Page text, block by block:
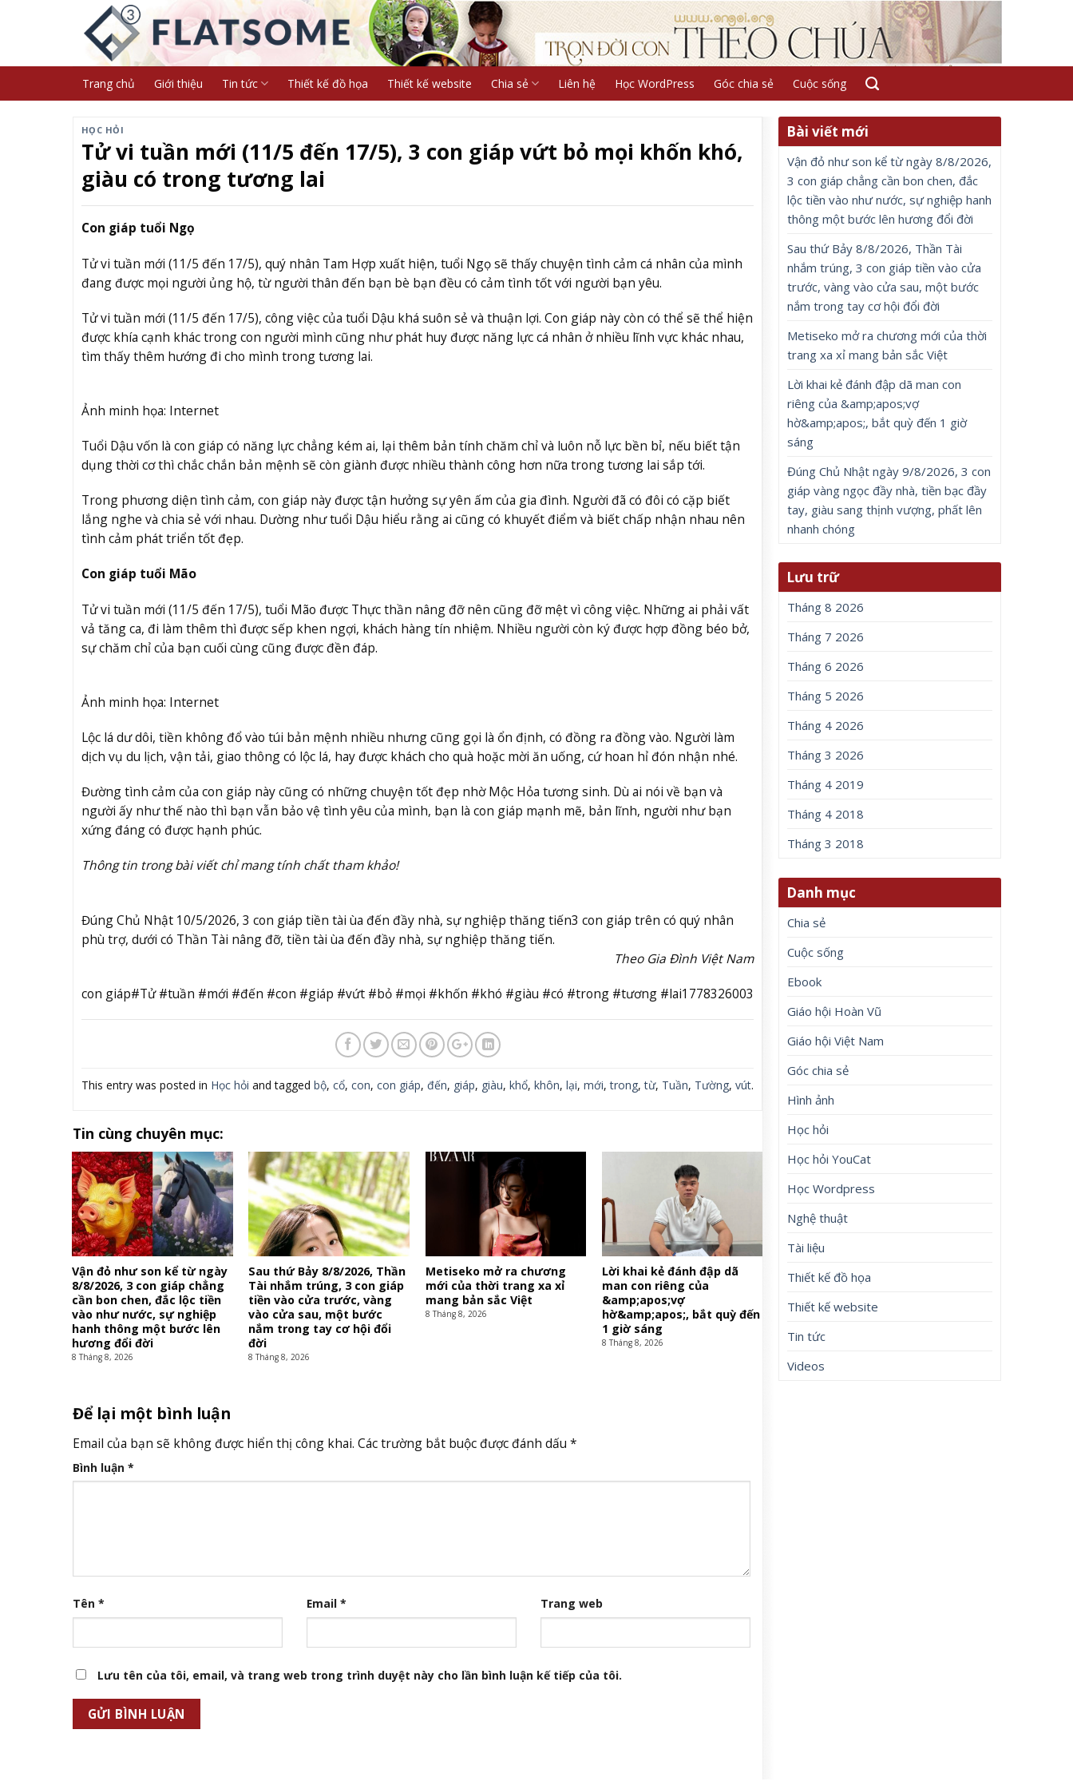
Trang chủ Giới thiệu Tin tức Thiết kế đồ họa Thiết kế website Chia sẻ Liên hệ Học WordPress Góc chia sẻ Cuộc sống
HỌC HỎI
Tử vi tuần mới (11/5 đến 17/5), 3 con giáp vứt bỏ mọi khốn khó,
giàu có trong tương lai
Con giáp tuổi Ngọ
Tử vi tuần mới (11/5 đến 17/5), quý nhân Tam Hợp xuất hiện, tuổi Ngọ sẽ thấy chuyện tình cảm cá nhân của mình
đang được mọi người ủng hộ, từ người thân đến bạn bè bạn đều có cảm tình tốt với người bạn yêu.
Tử vi tuần mới (11/5 đến 17/5), công việc của tuổi Dậu khá suôn sẻ và thuận lợi. Con giáp này còn có thể sẽ thể hiện
được khía cạnh khác trong con người mình cũng như phát huy được năng lực cá nhân ở nhiều lĩnh vực khác nhau,
tìm thấy thêm hướng đi cho mình trong tương lai.
Ảnh minh họa: Internet
Tuổi Dậu vốn là con giáp có năng lực chẳng kém ai, lại thêm bản tính chăm chỉ và luôn nỗ lực bền bỉ, nếu biết tận
dụng thời cơ thì chắc chắn bản mệnh sẽ còn giành được nhiều thành công hơn nữa trong tương lai sắp tới.
Trong phương diện tình cảm, con giáp này được tận hưởng sự yên ấm của gia đình. Người đã có đôi có cặp biết
lắng nghe và chia sẻ với nhau. Dường như tuổi Dậu hiểu rằng ai cũng có khuyết điểm và biết chấp nhận nhau nên
tình cảm phát triển tốt đẹp.
Con giáp tuổi Mão
Tử vi tuần mới (11/5 đến 17/5), tuổi Mão được Thực thần nâng đỡ nên cũng đỡ mệt vì công việc. Những ai phải vất
vả tăng ca, đi làm thêm thì được sếp khen ngợi, khách hàng tín nhiệm. Nhiều người còn ký được hợp đồng béo bở,
sự chăm chỉ của bạn cuối cùng cũng được đền đáp.
Ảnh minh họa: Internet
Lộc lá dư dôi, tiền không đổ vào túi bản mệnh nhiều nhưng cũng gọi là ổn định, có đồng ra đồng vào. Người làm
dịch vụ du lịch, vận tải, giao thông có lộc lá, hay được khách cho quà hoặc mời ăn uống, cứ hoan hỉ đón nhận nhé.
Đường tình cảm của con giáp này cũng có những chuyện tốt đẹp nhờ Mộc Hỏa tương sinh. Dù ai nói về bạn và
người ấy như thế nào thì bạn vẫn bảo vệ tình yêu của mình, bạn là con giáp mạnh mẽ, bản lĩnh, người như bạn
xứng đáng có được hạnh phúc.
Thông tin trong bài viết chỉ mang tính chất tham khảo!
Đúng Chủ Nhật 10/5/2026, 3 con giáp tiền tài ùa đến đầy nhà, sự nghiệp thăng tiến3 con giáp trên có quý nhân
phù trợ, dưới có Thần Tài nâng đỡ, tiền tài ùa đến đầy nhà, sự nghiệp thăng tiến.
Theo Gia Đình Việt Nam
con giáp#Tử #tuần #mới #đến #con #giáp #vứt #bỏ #mọi #khốn #khó #giàu #có #trong #tương #lai1778326003
This entry was posted in Học hỏi and tagged bộ, cổ, con, con giáp, đến, giáp, giàu, khổ, khôn, lại, mới,trong,từ, Tuần, Tường, vút.
Tin cùng chuyên mục:
Vận đỏ như son kể từ ngày
8/8/2026, 3 con giáp chẳng
cần bon chen, đắc lộc tiền
vào như nước, sự nghiệp
hanh thông một bước lên
hương đổi đời
8 Tháng 8, 2026
Sau thứ Bảy 8/8/2026, Thần
Tài nhắm trúng, 3 con giáp
tiền vào cửa trước, vàng
vào cửa sau, một bước
nắm trong tay cơ hội đổi
đời
8 Tháng 8, 2026
Metiseko mở ra chương
mới của thời trang xa xỉ
mang bản sắc Việt
8 Tháng 8, 2026
Lời khai kẻ đánh đập dã
man con riêng của
&amp;apos;vợ
hờ&amp;apos;, bắt quỳ đến
1 giờ sáng
8 Tháng 8, 2026
Để lại một bình luận
Email của bạn sẽ không được hiển thị công khai. Các trường bắt buộc được đánh dấu *
Bình luận *
Tên * Email * Trang web
Lưu tên của tôi, email, và trang web trong trình duyệt này cho lần bình luận kế tiếp của tôi.
Bài viết mới
Vận đỏ như son kể từ ngày 8/8/2026,
3 con giáp chẳng cần bon chen, đắc
lộc tiền vào như nước, sự nghiệp hanh
thông một bước lên hương đổi đời
Sau thứ Bảy 8/8/2026, Thần Tài
nhắm trúng, 3 con giáp tiền vào cửa
trước, vàng vào cửa sau, một bước
nắm trong tay cơ hội đổi đời
Metiseko mở ra chương mới của thời
trang xa xỉ mang bản sắc Việt
Lời khai kẻ đánh đập dã man con
riêng của &amp;apos;vợ
hờ&amp;apos;, bắt quỳ đến 1 giờ
sáng
Đúng Chủ Nhật ngày 9/8/2026, 3 con
giáp vàng ngọc đầy nhà, tiền bạc đầy
tay, giàu sang thịnh vượng, phất lên
nhanh chóng
Lưu trữ
Tháng 8 2026
Tháng 7 2026
Tháng 6 2026
Tháng 5 2026
Tháng 4 2026
Tháng 3 2026
Tháng 4 2019
Tháng 4 2018
Tháng 3 2018
Danh mục
Chia sẻ
Cuộc sống
Ebook
Giáo hội Hoàn Vũ
Giáo hội Việt Nam
Góc chia sẻ
Hình ảnh
Học hỏi
Học hỏi YouCat
Học Wordpress
Nghệ thuật
Tài liệu
Thiết kế đồ họa
Thiết kế website
Tin tức
Videos